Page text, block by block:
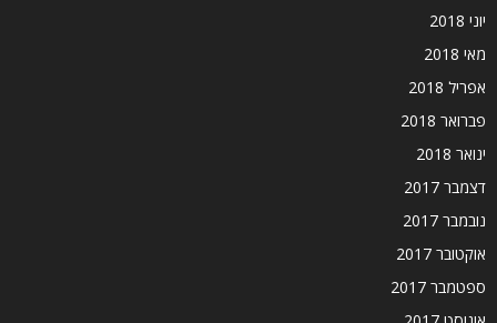
יוני 2018
מאי 2018
אפריל 2018
פברואר 2018
ינואר 2018
דצמבר 2017
נובמבר 2017
אוקטובר 2017
ספטמבר 2017